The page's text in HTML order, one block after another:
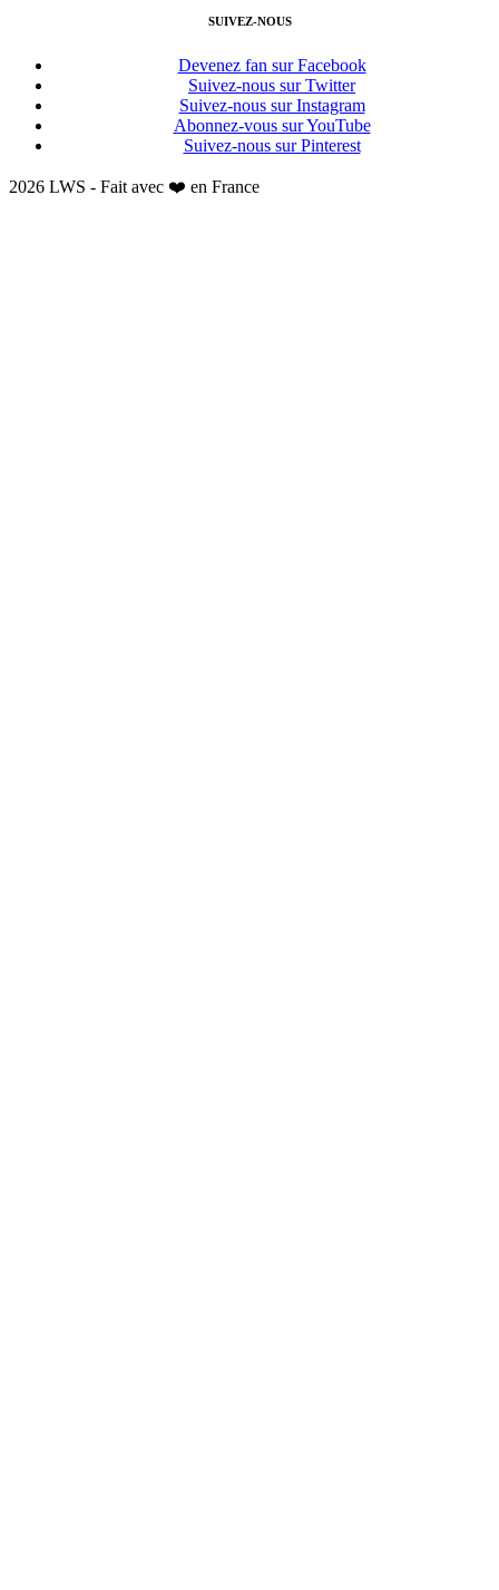
SUIVEZ-NOUS
Devenez fan sur Facebook
Suivez-nous sur Twitter
Suivez-nous sur Instagram
Abonnez-vous sur YouTube
Suivez-nous sur Pinterest
2026 LWS - Fait avec ❤️ en France